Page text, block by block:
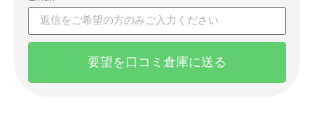
要望を口コミ倉庫に送る